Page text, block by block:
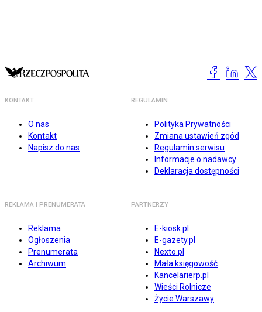
KONTAKT
O nas
Kontakt
Napisz do nas
REGULAMIN
Polityka Prywatności
Zmiana ustawień zgód
Regulamin serwisu
Informacje o nadawcy
Deklaracja dostępności
REKLAMA I PRENUMERATA
Reklama
Ogłoszenia
Prenumerata
Archiwum
PARTNERZY
E-kiosk.pl
E-gazety.pl
Nexto.pl
Mała księgowość
Kancelarierp.pl
Wieści Rolnicze
Życie Warszawy